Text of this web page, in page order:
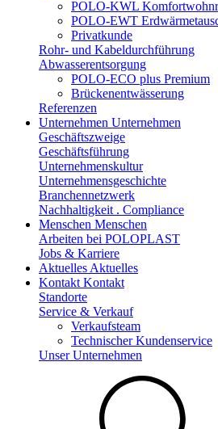
POLO-KWL
POLO-EWT
Privatkunde
Rohr- und Kabeldurchführung
Abwasserentsorgung
POLO-ECO plus Premium
Brückenentwässerung
Referenzen
Unternehmen Unternehmen
Geschäftszweige
Geschäftsführung
Unternehmenskultur
Unternehmensgeschichte
Branchennetzwerk
Nachhaltigkeit . Compliance
Menschen Menschen
Arbeiten bei POLOPLAST
Jobs & Karriere
Aktuelles Aktuelles
Kontakt Kontakt
Standorte
Service & Verkauf
Verkaufsteam
Technischer Kundenservice
Unser Unternehmen